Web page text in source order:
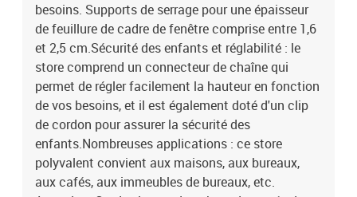
besoins. Supports de serrage pour une épaisseur
de feuillure de cadre de fenêtre comprise entre 1,6
et 2,5 cm.Sécurité des enfants et réglabilité : le
store comprend un connecteur de chaîne qui
permet de régler facilement la hauteur en fonction
de vos besoins, et il est également doté d'un clip
de cordon pour assurer la sécurité des
enfants.Nombreuses applications : ce store
polyvalent convient aux maisons, aux bureaux,
aux cafés, aux immeubles de bureaux, etc.